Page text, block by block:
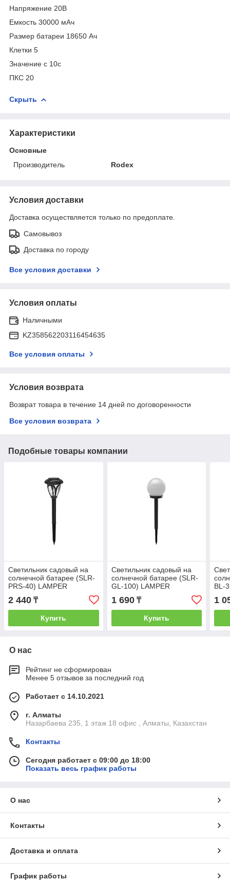
Напряжение 20В
Емкость 30000 мАч
Размер батареи 18650 Ач
Клетки 5
Значение с 10с
ПКС 20
Скрыть
Характеристики
Основные
Производитель
Rodex
Условия доставки
Доставка осуществляется только по предоплате.
Самовывоз
Доставка по городу
Все условия доставки
Условия оплаты
Наличными
KZ358562203116454635
Все условия оплаты
Условия возврата
Возврат товара в течение 14 дней по договоренности
Все условия возврата
Подобные товары компании
Светильник садовый на
солнечной батарее (SLR-
PRS-40) LAMPER
2 440 ₸
Купить
Светильник садовый на
солнечной батарее (SLR-
GL-100) LAMPER
1 690₸
Купить
BL-
1
О нас
Рейтинг не сформирован
Менее 5 отзывов за последний год
Работает с 14.10.2021
г. Алматы
Назарбаева 235, 1 этаж 18 офис , Алматы, Казахстан
Контакты
Сегодня работает с 09:00 до 18:00
Показать весь график работы
О нас
Контакты
Доставка и оплата
График работы